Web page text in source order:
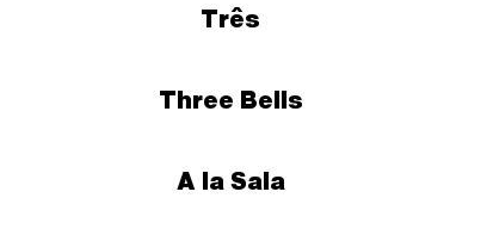
Três
Three Bells
A la Sala